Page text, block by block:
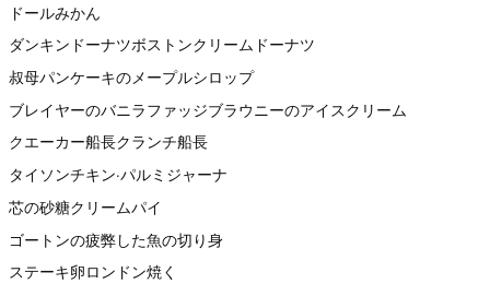
ドールみかん
ダンキンドーナツボストンクリームドーナツ
叔母パンケーキのメープルシロップ
ブレイヤーのバニラファッジブラウニーのアイスクリーム
クエーカー船長クランチ船長
タイソンチキン·パルミジャーナ
芯の砂糖クリームパイ
ゴートンの疲弊した魚の切り身
ステーキ卵ロンドン焼く